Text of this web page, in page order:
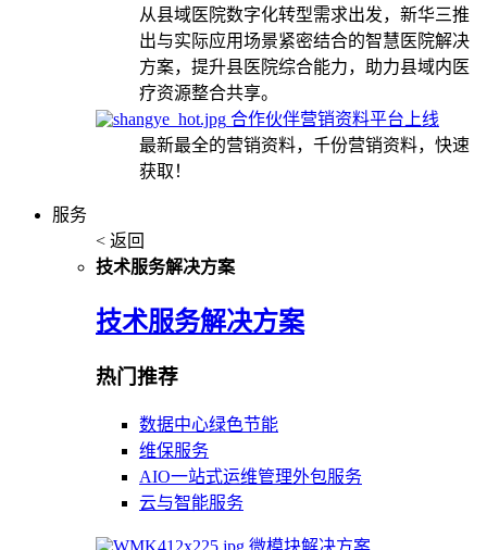
从县域医院数字化转型需求出发，新华三推
出与实际应用场景紧密结合的智慧医院解决
方案，提升县医院综合能力，助力县域内医
疗资源整合共享。
合作伙伴营销资料平台上线
最新最全的营销资料，千份营销资料，快速
获取！
服务
< 返回
技术服务解决方案
技术服务解决方案
热门推荐
数据中心绿色节能
维保服务
AIO一站式运维管理外包服务
云与智能服务
微模块解决方案